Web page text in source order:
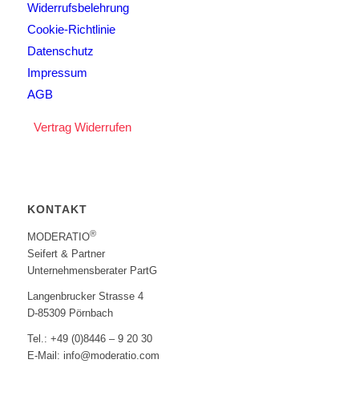
Widerrufsbelehrung
Cookie-Richtlinie
Datenschutz
Impressum
AGB
Vertrag Widerrufen
KONTAKT
MODERATIO®
Seifert & Partner
Unternehmensberater PartG
Langenbrucker Strasse 4
D-85309 Pörnbach
Tel.: +49 (0)8446 – 9 20 30
E-Mail: info@moderatio.com